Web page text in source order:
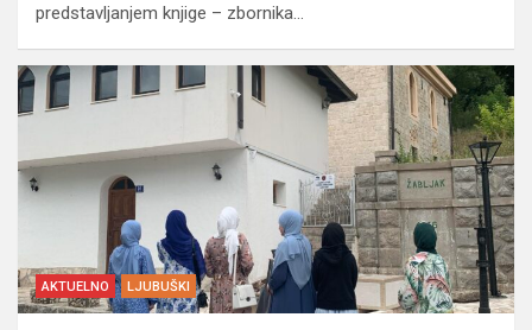
predstavljanjem knjige – zbornika…
AKTUELNO LJUBUŠKI